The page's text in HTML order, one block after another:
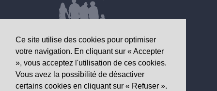
Ce site utilise des cookies pour optimiser
votre navigation. En cliquant sur « Accepter
», vous acceptez l'utilisation de ces cookies.
Vous avez la possibilité de désactiver
certains cookies en cliquant sur « Refuser ».
DONNÉES D’INTÉRÊT SANITAIRE
Observatoire valaisan de la santé
Av. Grand-Champsec 64
1950 Sion